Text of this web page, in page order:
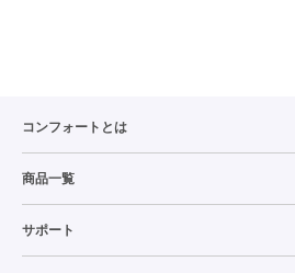
コンフォートとは
商品一覧
サポート